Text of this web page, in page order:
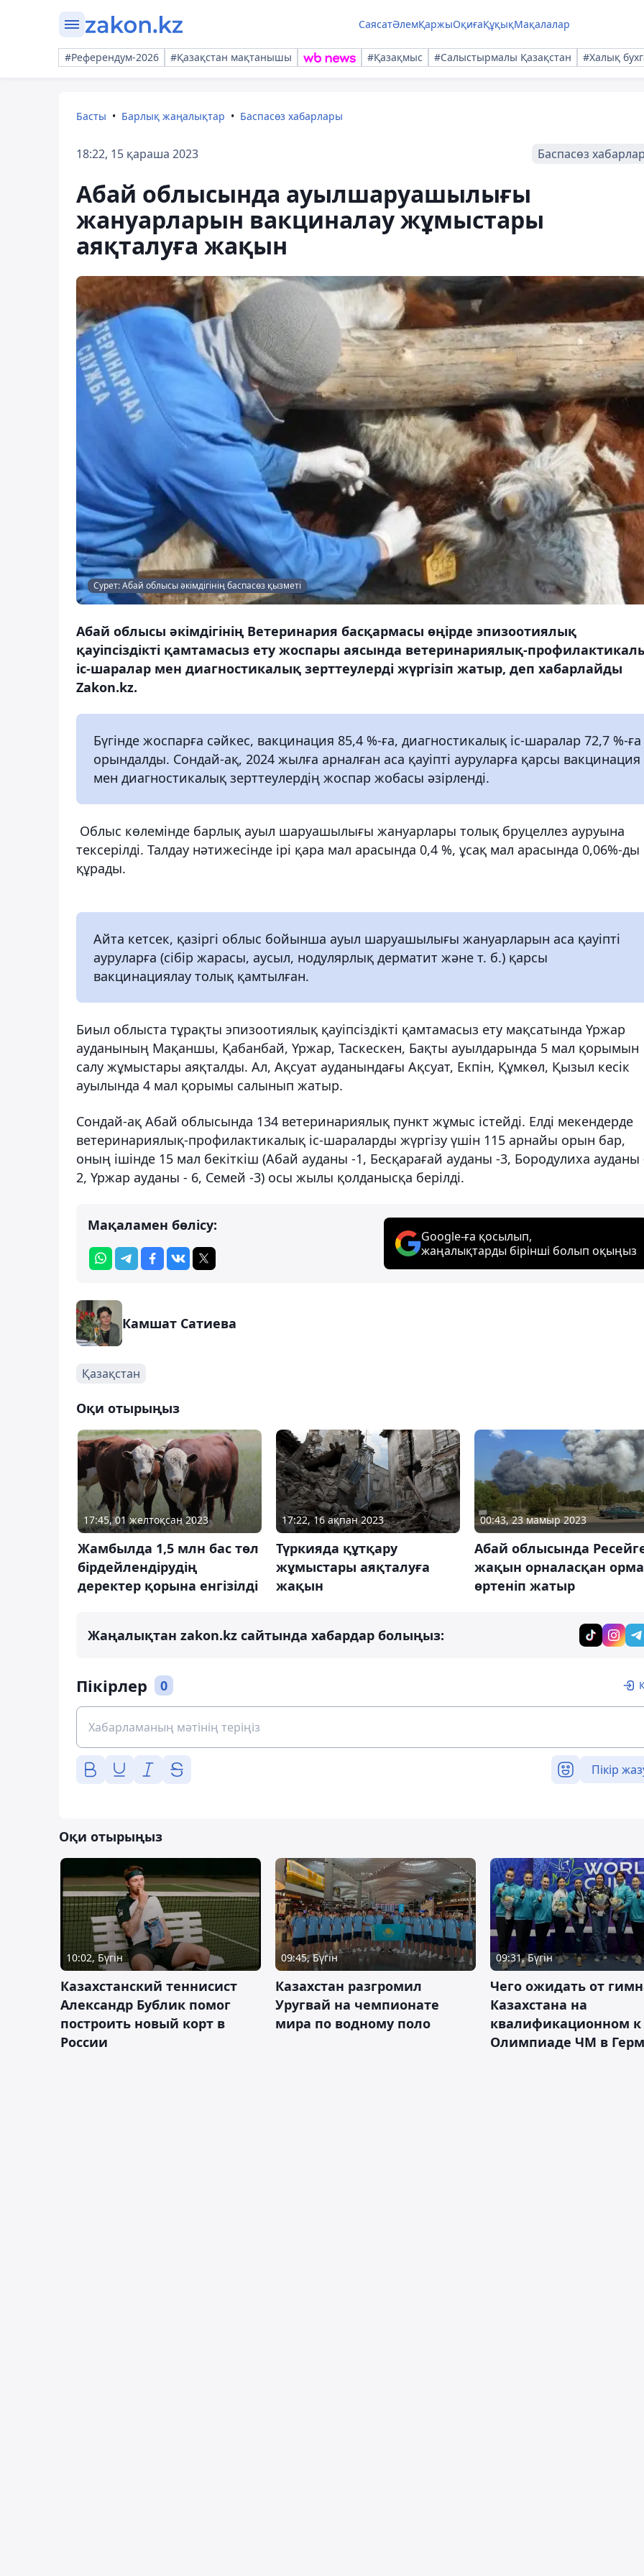
СаясатӘлемҚаржыОқиғаҚұқықМақалалар
#Референдум-2026 #Қазақстан мақтанышы #Қазақмыс #Салыстырмалы Қазақстан #Халық
Басты Барлық жаңалықтар Баспасөз хабарлары
18:22, 15 қараша 2023 Баспасөз
Абай облысында ауылшаруашылығы
жануарларын вакциналау жұмыстары
аяқталуға жақын
Сурет: Абай облысы әкімдігінің баспасөз қызметі
Абай облысы әкімдігінің Ветеринария басқармасы өңірде эпизоотиялық
қауіпсіздікті қамтамасыз ету жоспары аясында ветеринариялық-
іс-шаралар мен диагностикалық зерттеулерді жүргізіп жатыр, деп хабарлайды
Zakon.kz.
Бүгінде жоспарға сәйкес, вакцинация 85,4 %-ға, диагностикалық іс-шаралар 72,7 %-ға
орындалды. Сондай-ақ, 2024 жылға арналған аса қауіпті ауруларға қарсы вакцинация
мен диагностикалық зерттеулердің жоспар жобасы әзірленді.
Облыс көлемінде барлық ауыл шаруашылығы жануарлары толық бруцеллез ауруына
тексерілді. Талдау нәтижесінде ірі қара мал арасында 0,4 %, ұсақ мал арасында 0,06%-ды
құрады.
Айта кетсек, қазіргі облыс бойынша ауыл шаруашылығы жануарларын аса қауіпті
ауруларға (сібір жарасы, аусыл, нодулярлық дерматит және т. б.) қарсы
вакцинациялау толық қамтылған.
Биыл облыста тұрақты эпизоотиялық қауіпсіздікті қамтамасыз ету мақсатында Үржар
ауданының Мақаншы, Қабанбай, Үржар, Таскескен, Бақты ауылдарында 5 мал қорымын
салу жұмыстары аяқталды. Ал, Ақсуат ауданындағы Ақсуат, Екпін, Құмкөл, Қызыл кесік
ауылында 4 мал қорымы салынып жатыр.
Сондай-ақ Абай облысында 134 ветеринариялық пункт жұмыс істейді. Елді мекендерде
ветеринариялық-профилактикалық іс-шараларды жүргізу үшін 115 арнайы орын бар,
оның ішінде 15 мал бекіткіш (Абай ауданы -1, Бесқарағай ауданы -3, Бородулиха ауданы
2, Үржар ауданы - 6, Семей -3) осы жылы қолданысқа берілді.
Мақаламен бөлісу:
Google-ға қосылып,
жаңалықтарды бірінші болып оқыңыз
Камшат Сатиева
Қазақстан
Оқи отырыңыз
17:45, 01 желтоқсан 2023
Жамбылда 1,5 млн бас төл
бірдейлендірудің
деректер қорына енгізілді
17:22, 16 ақпан 2023
Түркияда құтқару
жұмыстары аяқталуға
жақын
00:43, 23 мамыр 2023
Абай облысында
жақын орналасқан
өртеніп жатыр
Жаңалықтан zakon.kz сайтында хабардар болыңыз:
Пікірлер 0
Пікір
Оқи отырыңыз
10:02, Бүгін
Казахстанский теннисист
Александр Бублик помог
построить новый корт в
России
09:45, Бүгін
Казахстан разгромил
Уругвай на чемпионате
мира по водному поло
09:31, Бүгін
Чего ожидать от
Казахстана на
квалификационном к
Олимпиаде ЧМ в